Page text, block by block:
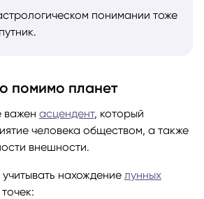
понимании тоже
помимо планет
важен асцендент, который
человека обществом, а также
внешности.
нахождение лунных